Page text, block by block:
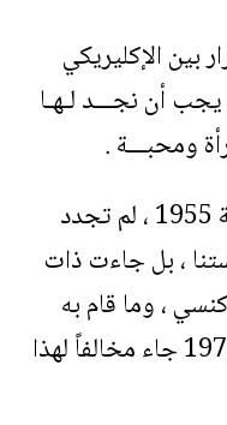
بين الإكليريكي
أن نجـــد لـهـا
ومحبـــة .
2 ـإن القوانين التي صدرت سنة 1955 ، لم تجدد
، بل جاءت ذات
، وما قام به
المجمع في دير صيدنايا سنة 1973 جاء مخالفاً لهذا